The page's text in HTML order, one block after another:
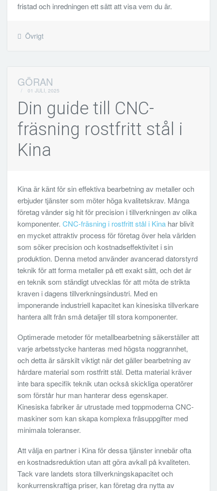
fristad och inredningen ett sätt att visa vem du är.
Övrigt
GÖRAN
/ 01 JULI, 2025
Din guide till CNC-
fräsning rostfritt stål i
Kina
Kina är känt för sin effektiva bearbetning av metaller och
erbjuder tjänster som möter höga kvalitetskrav. Många
företag vänder sig hit för precision i tillverkningen av olika
komponenter. CNC-fräsning i rostfritt stål i Kinahar blivit
en mycket attraktiv process för företag över hela världen
som söker precision och kostnadseffektivitet i sin
produktion. Denna metod använder avancerad datorstyrd
teknik för att forma metaller på ett exakt sätt, och det är
en teknik som ständigt utvecklas för att möta de strikta
kraven i dagens tillverkningsindustri. Med en
imponerande industriell kapacitet kan kinesiska tillverkare
hantera allt från små detaljer till stora komponenter.
Optimerade metoder för metallbearbetning säkerställer att
varje arbetsstycke hanteras med högsta noggrannhet,
och detta är särskilt viktigt när det gäller bearbetning av
hårdare material som rostfritt stål. Detta material kräver
inte bara specifik teknik utan också skickliga operatörer
som förstår hur man hanterar dess egenskaper.
Kinesiska fabriker är utrustade med toppmoderna CNC-
maskiner som kan skapa komplexa fräsuppgifter med
minimala toleranser.
Att välja en partner i Kina för dessa tjänster innebär ofta
en kostnadsreduktion utan att göra avkall på kvaliteten.
Tack vare landets stora tillverkningskapacitet och
konkurrenskraftiga priser, kan företag dra nytta av